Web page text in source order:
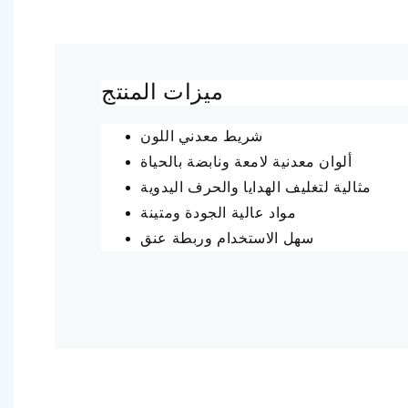
ميزات المنتج
شريط معدني اللون
ألوان معدنية لامعة ونابضة بالحياة
مثالية لتغليف الهدايا والحرف اليدوية
مواد عالية الجودة ومتينة
سهل الاستخدام وربطة عنق